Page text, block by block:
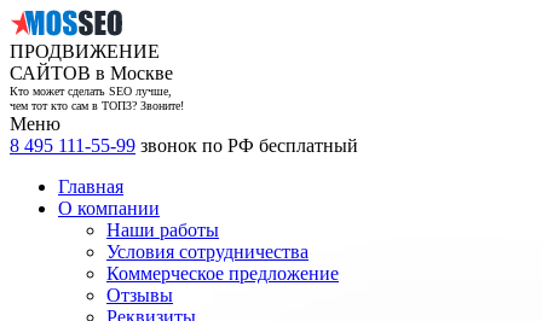
ПРОДВИЖЕНИЕ
САЙТОВ в Москве
Кто может сделать SEO лучше,
чем тот кто сам в ТОП3? Звоните!
Меню
8 495 111-55-99 звонок по РФ бесплатный
Главная
О компании
Наши работы
Условия сотрудничества
Коммерческое предложение
Отзывы
Реквизиты